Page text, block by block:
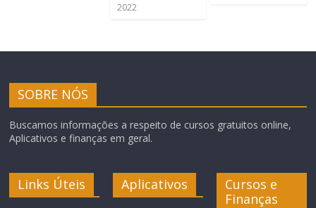
2022
SOBRE NÓS
Buscamos informações a respeito de cursos gratuitos online,
Aplicativos e finanças em geral.
Links Úteis Aplicativos
Cursos e
Finanças